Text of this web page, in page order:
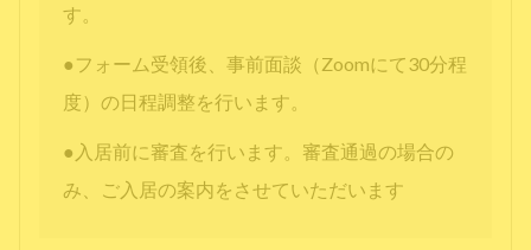
す。
●フォーム受領後、事前面談（Zoomにて30分程
度）の日程調整を行います。
●入居前に審査を行います。審査通過の場合の
み、ご入居の案内をさせていただいます